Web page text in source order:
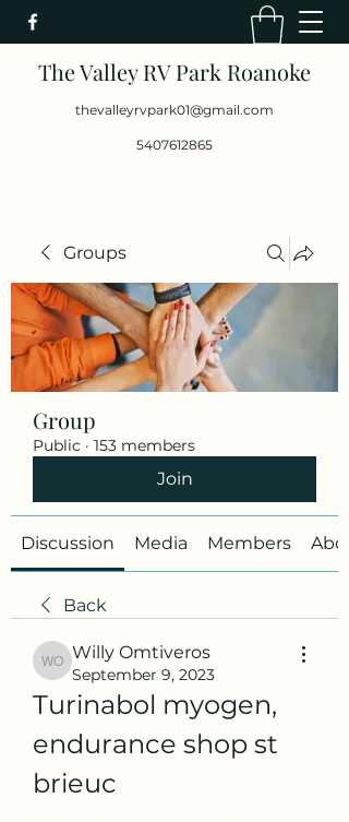
The Valley RV Park Roanoke
thevalleyrvpark01@gmail.com
5407612865
Groups
Group
Public · 153 members
Join
Discussion Media Members
Back
Willy Omtiveros
Willy Omtiveros
September 9, 2023
Turinabol myogen,
endurance shop st
brieuc